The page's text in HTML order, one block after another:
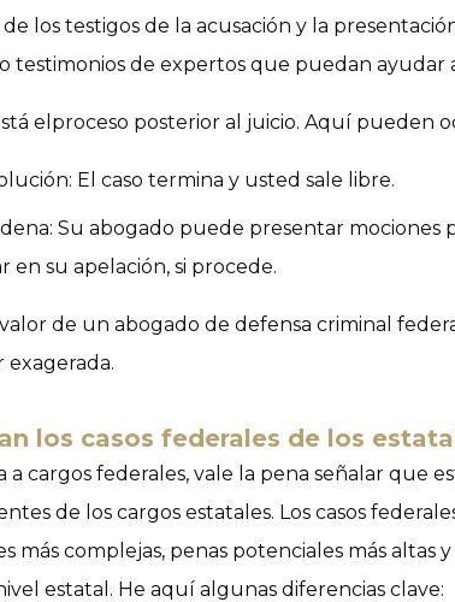
los testigos de la acusación y la
testimonios de expertos que puedan ayudar
el proceso posterior al juicio. Aquí pueden
: El caso termina y usted sale libre.
: Su abogado puede presentar mociones
en su apelación, si procede.
de un abogado de defensa criminal
los casos federales de los
cargos federales, vale la pena señalar que
de los cargos estatales. Los casos
más complejas, penas potenciales más altas
estatal. He aquí algunas diferencias clave: